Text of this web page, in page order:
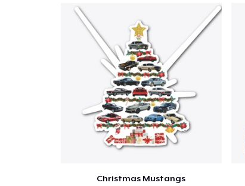
Christmas Mustangs